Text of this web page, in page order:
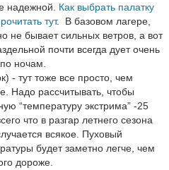
надежной. Как выбрать палатку
тут.
В базовом лагере,
не бывает сильных ветров, а вот
почти всегда дует очень
ночам.
- тут тоже все просто, чем
Надо рассчитывать, чтобы
“температуру экстрима” -25
что в разгар летнего сезона
всякое. Пуховый
будет заметно легче, чем
дороже.